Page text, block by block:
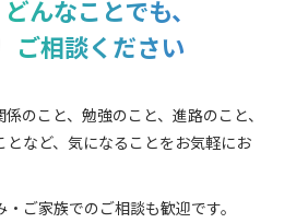
どんなことでも、
ご相談ください
のこと、勉強のこと、進路のこと、
となど、気になることをお気軽にお
ご家族でのご相談も歓迎です。